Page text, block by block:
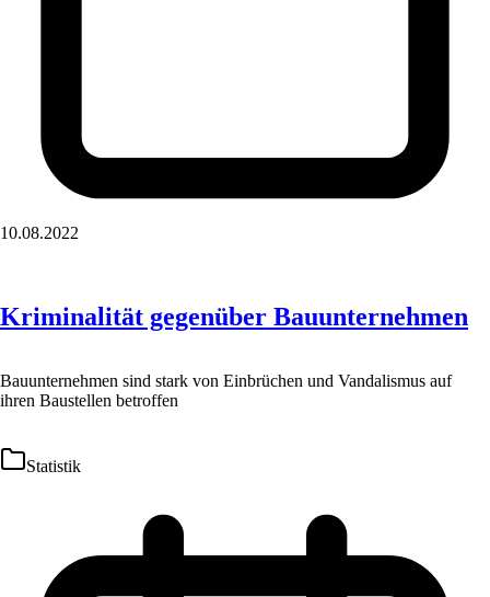
10.08.2022
Kriminalität gegenüber Bauunternehmen
Bauunternehmen sind stark von Einbrüchen und Vandalismus auf
ihren Baustellen betroffen
Statistik